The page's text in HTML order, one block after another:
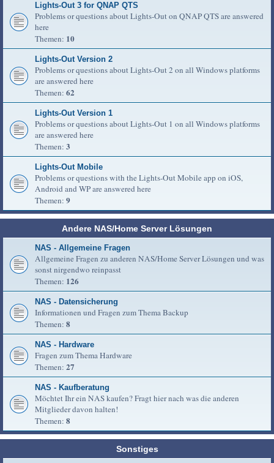
Lights-Out 3 for QNAP QTS
Problems or questions about Lights-Out on QNAP QTS are answered
here
Themen: 10
Lights-Out Version 2
Problems or questions about Lights-Out 2 on all Windows platforms
are answered here
Themen: 62
Lights-Out Version 1
Problems or questions about Lights-Out 1 on all Windows platforms
are answered here
Themen: 3
Lights-Out Mobile
Problems or questions with the Lights-Out Mobile app on iOS,
Android and WP are answered here
Themen: 9
Andere NAS/Home Server Lösungen
NAS - Allgemeine Fragen
Allgemeine Fragen zu anderen NAS/Home Server Lösungen und was
sonst nirgendwo reinpasst
Themen: 126
NAS - Datensicherung
Informationen und Fragen zum Thema Backup
Themen: 8
NAS - Hardware
Fragen zum Thema Hardware
Themen: 27
NAS - Kaufberatung
Möchtet Ihr ein NAS kaufen? Fragt hier nach was die anderen
Mitglieder davon halten!
Themen: 8
Sonstiges